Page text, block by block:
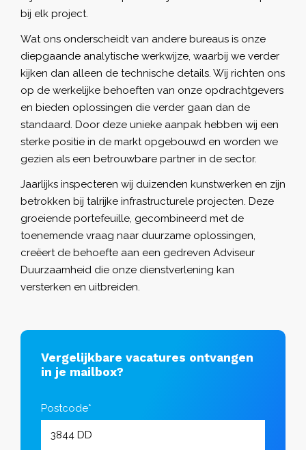
bij elk project.
Wat ons onderscheidt van andere bureaus is onze
diepgaande analytische werkwijze, waarbij we verder
kijken dan alleen de technische details. Wij richten ons
op de werkelijke behoeften van onze opdrachtgevers
en bieden oplossingen die verder gaan dan de
standaard. Door deze unieke aanpak hebben wij een
sterke positie in de markt opgebouwd en worden we
gezien als een betrouwbare partner in de sector.
Jaarlijks inspecteren wij duizenden kunstwerken en zijn
betrokken bij talrijke infrastructurele projecten. Deze
groeiende portefeuille, gecombineerd met de
toenemende vraag naar duurzame oplossingen,
creëert de behoefte aan een gedreven Adviseur
Duurzaamheid die onze dienstverlening kan
versterken en uitbreiden.
Vergelijkbare vacatures ontvangen
in je mailbox?
Postcode*